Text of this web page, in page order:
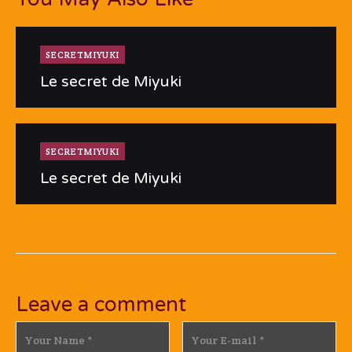
SECRETMIYUKI
Le secret de Miyuki
SECRETMIYUKI
Le secret de Miyuki
Leave a comment